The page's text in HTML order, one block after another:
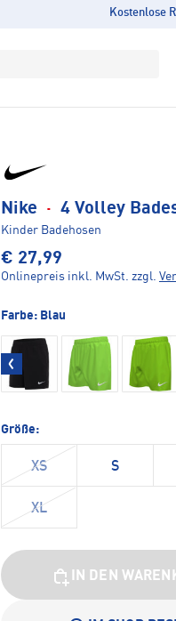
Kostenlose
Nike · 4 Volley
Kinder Badehosen
€ 27,99
Onlinepreis inkl. MwSt. zzgl.
Farbe: Blau
Größe:
XS S
XL
IN DEN